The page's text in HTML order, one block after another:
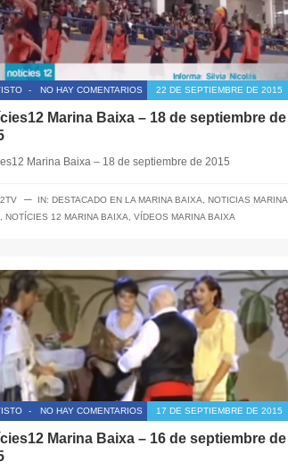
- NO HAY COMENTARIOS 22 DE SEPTIEMBRE DE 2015
Marina Baixa – 18 de septiembre de
Marina Baixa – 18 de septiembre de 2015
─ IN: DESTACADO EN LA MARINA BAIXA
NOTICIAS MARINA
NOTÍCIES 12 MARINA BAIXA VÍDEOS MARINA BAIXA
- NO HAY COMENTARIOS 17 DE SEPTIEMBRE DE 2015
Marina Baixa – 16 de septiembre de